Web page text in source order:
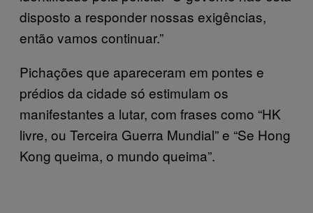
disposto a responder nossas exigências,
então vamos continuar.”
Pichações que apareceram em pontes e
prédios da cidade só estimulam os
manifestantes a lutar, com frases como “HK
livre, ou Terceira Guerra Mundial” e “Se Hong
Kong queima, o mundo queima”.